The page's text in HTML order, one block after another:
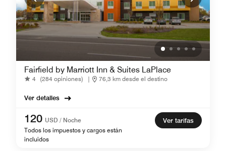
Fairfield by Marriott Inn & Suites LaPlace
4 (284 opiniones) | 76,3 km desde el destino
Ver detalles
120 USD / Noche
Todos los impuestos y cargos están
incluidos
Ver tarifas